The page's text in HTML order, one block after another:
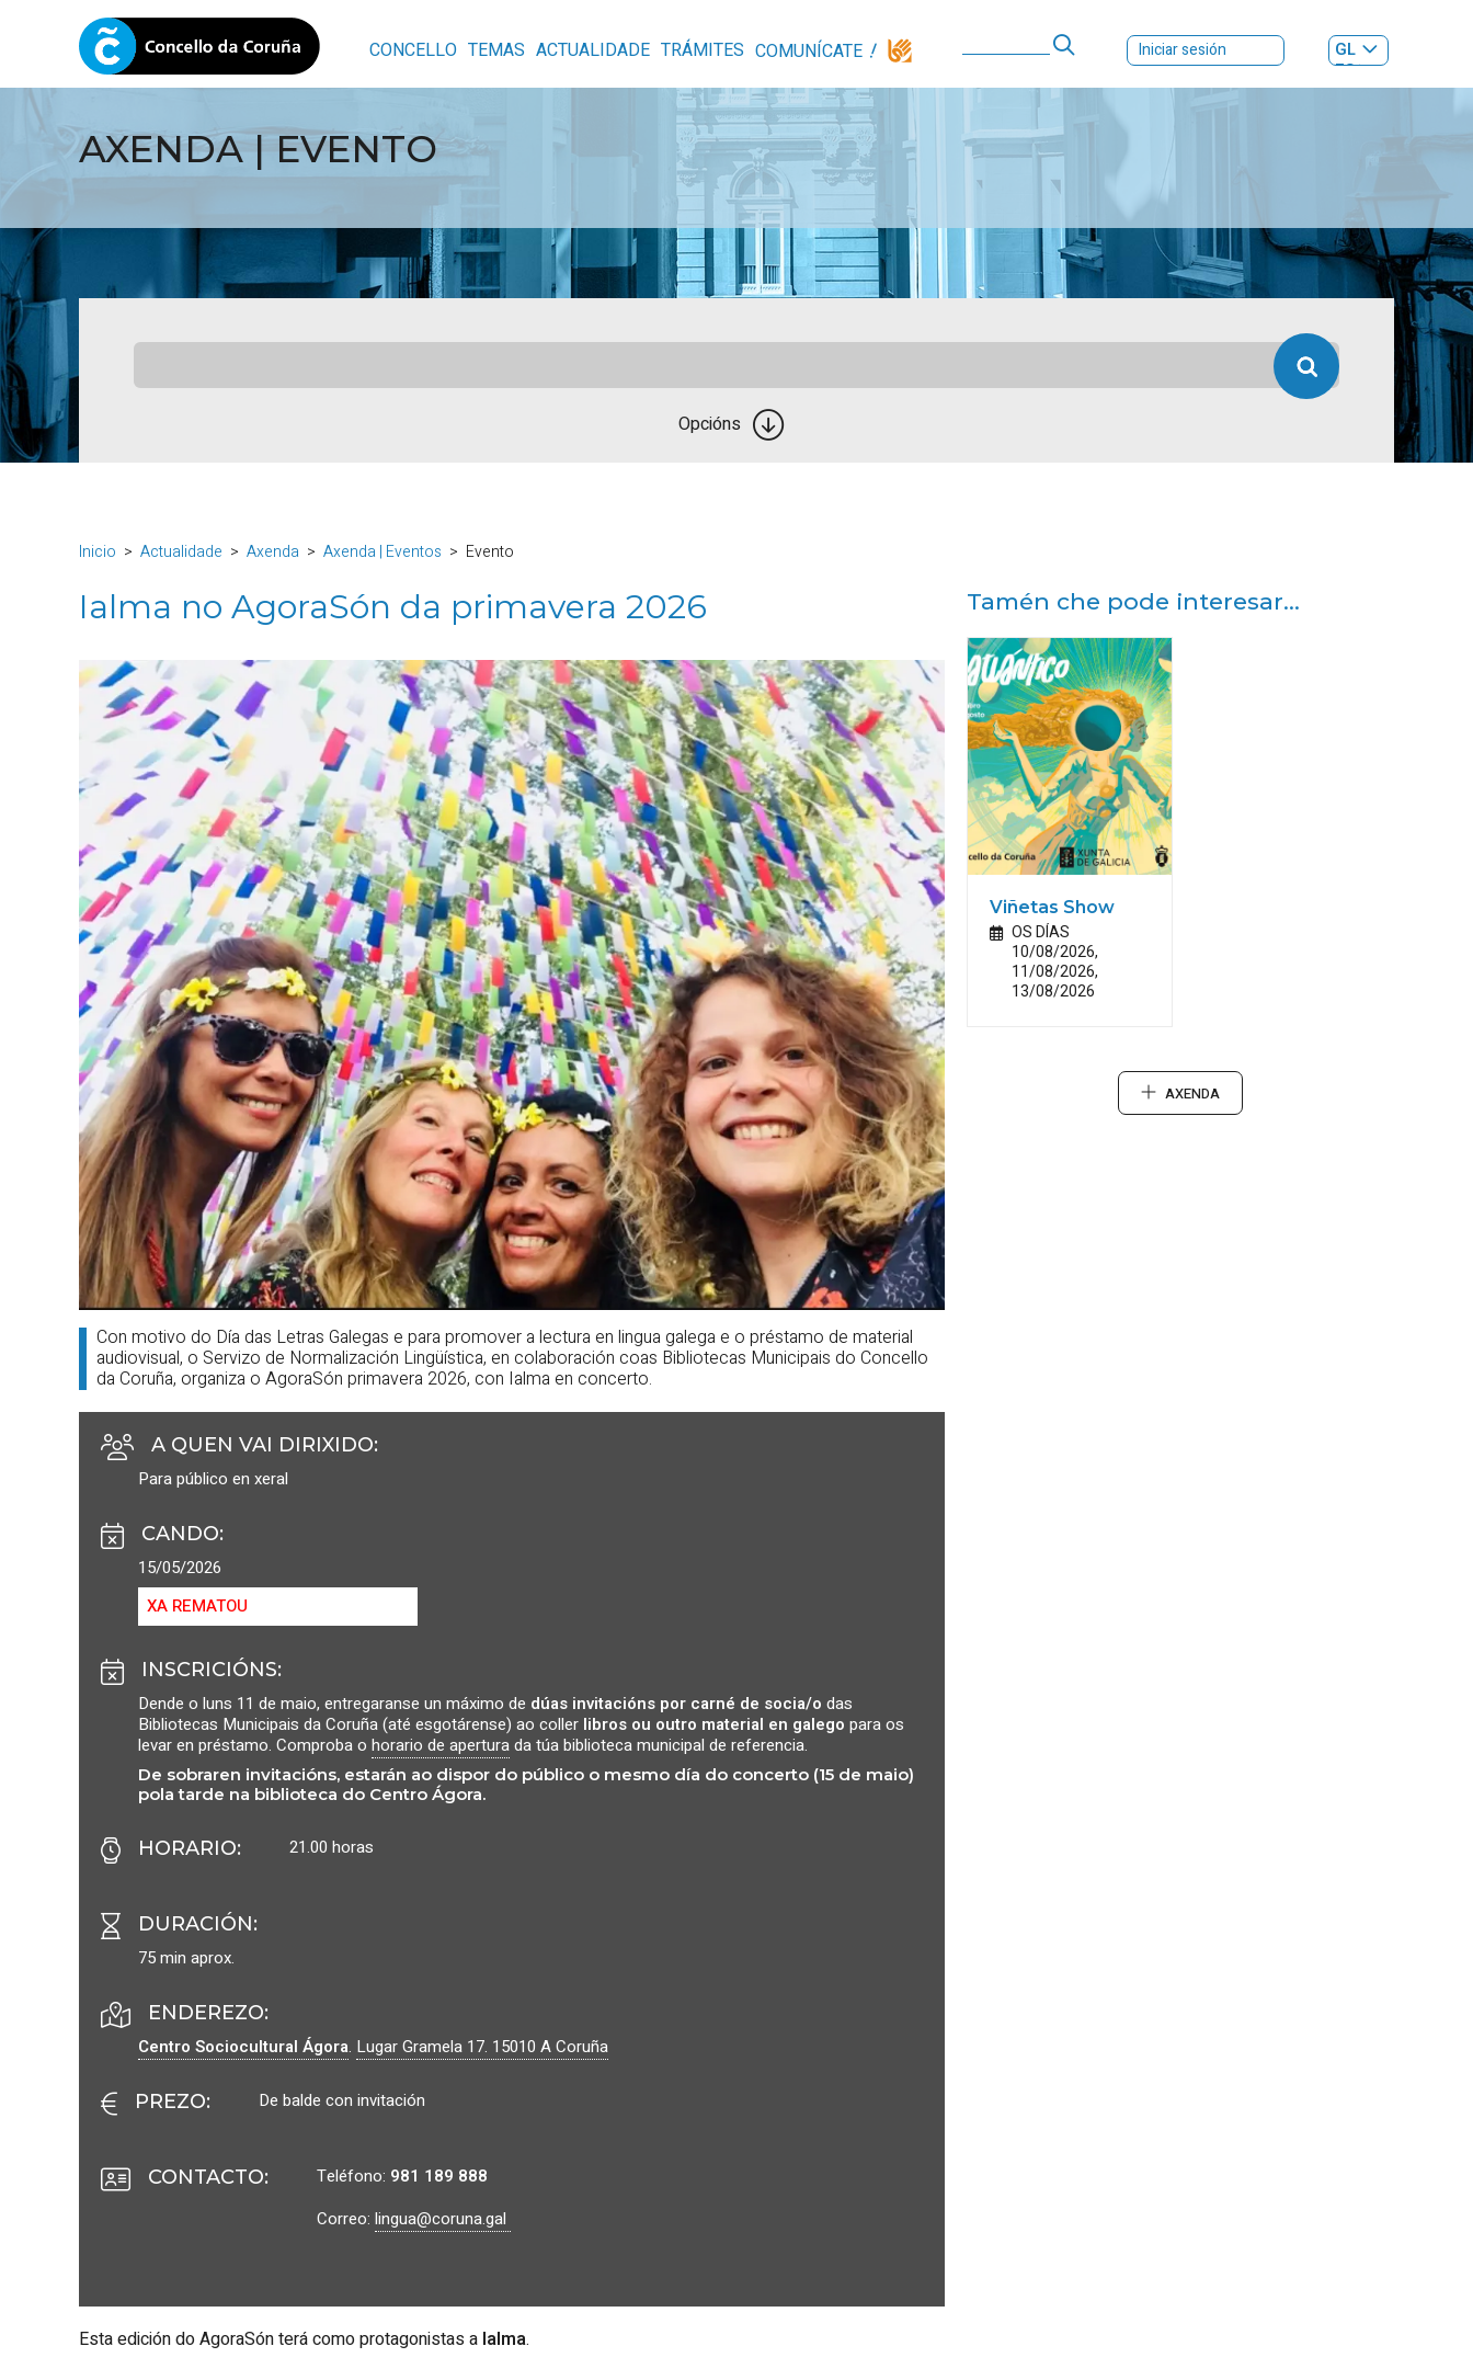
CONCELLO TEMAS ACTUALIDADE TRÁMITES COMUNÍCATE Iniciar sesión
GL
ES|
AXENDA | EVENTO
Opcións
Inicio Actualidade Axenda Axenda | Eventos Evento
Ialma no AgoraSón da primavera 2026
Con motivo do Día das Letras Galegas e para promover a lectura en lingua galega e o préstamo de material
audiovisual, o Servizo de Normalización Lingüística, en colaboración coas Bibliotecas Municipais do Concello
da Coruña, organiza o AgoraSón primavera 2026, con Ialma en concerto.
A QUEN VAI DIRIXIDO:
Para público en xeral
CANDO:
15/05/2026
XA REMATOU
INSCRICIÓNS:
Dende o luns 11 de maio, entregaranse un máximo de dúas invitacións por carné de socia/o das
Bibliotecas Municipais da Coruña (até esgotárense) ao coller libros ou outro material en galego para os
levar en préstamo. Comproba o horario de aperturada túa biblioteca municipal de referencia.
De sobraren invitacións, estarán ao dispor do público o mesmo día do concerto (15 de maio)
pola tarde na biblioteca do Centro Ágora.
HORARIO: 21.00 horas
DURACIÓN:
75 min aprox.
ENDEREZO:
Centro Sociocultural Ágora. Lugar Gramela 17. 15010 A Coruña
PREZO: De balde con invitación
CONTACTO: Teléfono: 981 189 888
Correo: lingua@coruna.gal
Esta edición do AgoraSón terá como protagonistas a Ialma.
Tamén che pode interesar...
Viñetas Show
OS DÍAS
10/08/2026,
11/08/2026,
13/08/2026
AXENDA